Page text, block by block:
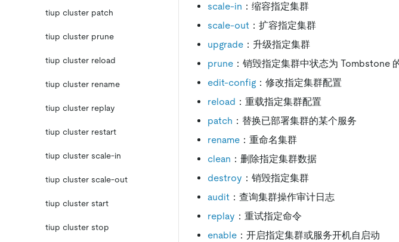
tiup cluster patch
tiup cluster prune
tiup cluster reload
tiup cluster rename
tiup cluster replay
tiup cluster restart
tiup cluster scale-in
tiup cluster scale-out
tiup cluster start
tiup cluster stop
scale-in ：缩容指定集群
scale-out ：扩容指定集群
upgrade ：升级指定集群
prune ：销毁指定集群中状态为 Tombstone
edit-config ：修改指定集群配置
reload ：重载指定集群配置
patch ：替换已部署集群的某个服务
rename ：重命名集群
clean ：删除指定集群数据
destroy ：销毁指定集群
audit ：查询集群操作审计日志
replay ：重试指定命令
enable ：开启指定集群或服务开机自启动